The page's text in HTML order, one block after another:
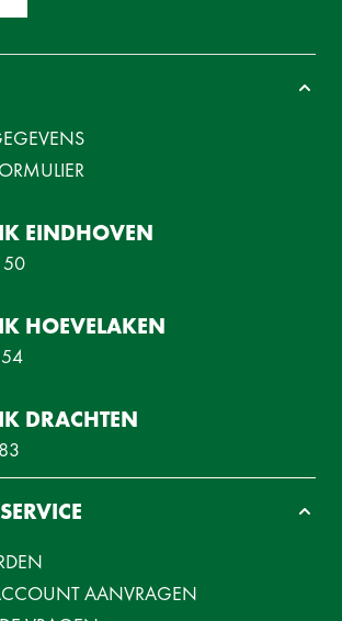
EINDHOVEN
HOEVELAKEN
DRACHTEN
AANVRAGEN